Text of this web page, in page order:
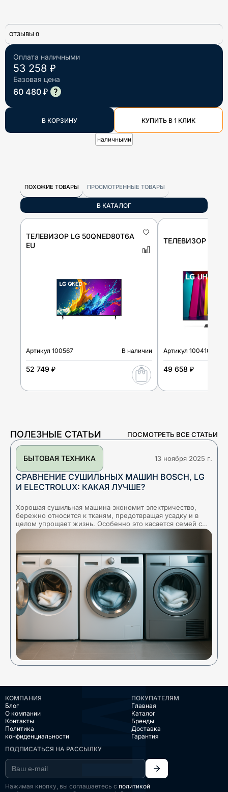
Оплата наличными
53 258 ₽
Базовая цена
60 480 ₽
В КОРЗИНУ КУПИТЬ В 1 КЛИК
наличными
ОТЗЫВЫ 0
ПОХОЖИЕ ТОВАРЫ ПРОСМОТРЕННЫЕ ТОВАРЫ
В КАТАЛОГ
ТЕЛЕВИЗОР LG 50QNED80T6A
EU
Артикул 100567 В наличии
52 749 ₽
ТЕЛЕВИЗОР LG
Артикул 100410
49 658 ₽
ПОЛЕЗНЫЕ СТАТЬИ ПОСМОТРЕТЬ ВСЕ СТАТЬИ
БЫТОВАЯ ТЕХНИКА 13 ноября 2025 г.
СРАВНЕНИЕ СУШИЛЬНЫХ МАШИН BOSCH, LG
И ELECTROLUX: КАКАЯ ЛУЧШЕ?
Хорошая сушильная машина экономит электричество,
бережно относится к тканям, предотвращая усадку и в
целом упрощает жизнь. Особенно это касается семей с
детьми или жителей регионов с влажным климатом,
КОМПАНИЯ
Блог
О компании
Контакты
Политика
конфиденциальности
ПОКУПАТЕЛЯМ
Главная
Каталог
Бренды
Доставка
Гарантия
ПОДПИСАТЬСЯ НА РАССЫЛКУ
Нажимая кнопку, вы соглашаетесь с политикой